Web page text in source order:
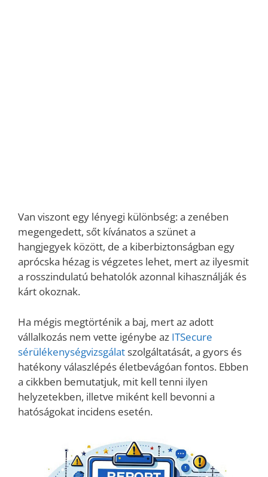
Van viszont egy lényegi különbség: a zenében
megengedett, sőt kívánatos a szünet a
hangjegyek között, de a kiberbiztonságban egy
aprócska hézag is végzetes lehet, mert az ilyesmit
a rosszindulatú behatolók azonnal kihasználják és
kárt okoznak.
Ha mégis megtörténik a baj, mert az adott
vállalkozás nem vette igénybe az ITSecure
sérülékenységvizsgálat szolgáltatását, a gyors és
hatékony válaszlépés életbevágóan fontos. Ebben
a cikkben bemutatjuk, mit kell tenni ilyen
helyzetekben, illetve miként kell bevonni a
hatóságokat incidens esetén.